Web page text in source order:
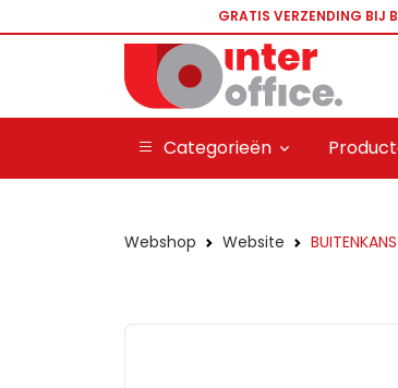
GRATIS VERZENDING BIJ
Categorieën
Webshop Website